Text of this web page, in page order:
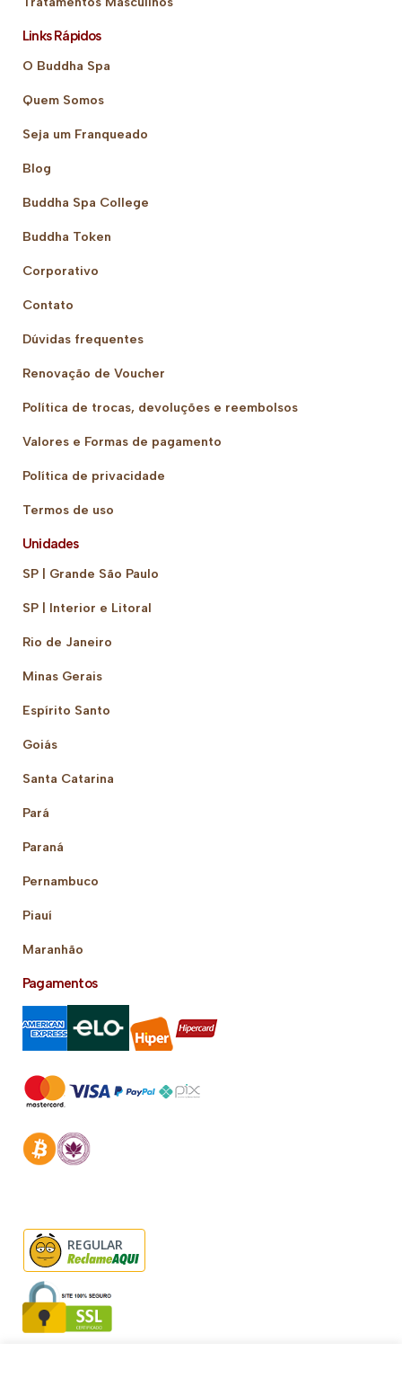
Links Rápidos
O Buddha Spa
Quem Somos
Seja um Franqueado
Blog
Buddha Spa College
Buddha Token
Corporativo
Contato
Dúvidas frequentes
Renovação de Voucher
Política de trocas, devoluções e reembolsos
Valores e Formas de pagamento
Política de privacidade
Termos de uso
Unidades
SP | Grande São Paulo
SP | Interior e Litoral
Rio de Janeiro
Minas Gerais
Espírito Santo
Goiás
Santa Catarina
Pará
Paraná
Pernambuco
Piauí
Maranhão
Pagamentos
REGULAR